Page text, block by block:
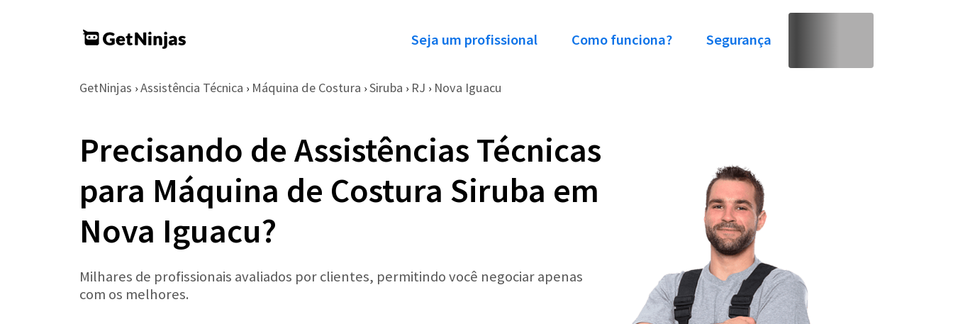
Seja um profissional Como funciona? Segurança
GetNinjas › Assistência Técnica › Máquina de Costura › Siruba › RJ › Nova Iguacu
Precisando de Assistências Técnicas
para Máquina de Costura Siruba em
Nova Iguacu?
Milhares de profissionais avaliados por clientes, permitindo você negociar apenas
com os melhores.